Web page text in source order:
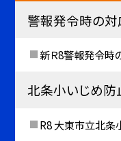
警報発令時の対
新Ｒ8警報発令時
北条小いじめ
R8 大東市立北条